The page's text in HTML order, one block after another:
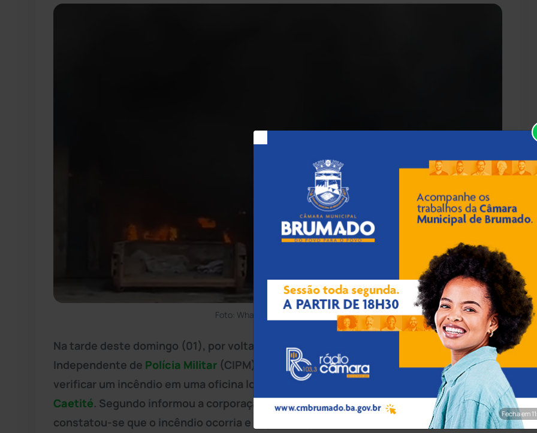
Foto: WhatsApp/Achei Sudoeste
Na tarde deste domingo (01), por volta das 15h30, a guarnição da 94ª Companhia
Independente de Polícia Militar (CIPM) foi acionada pela Central de Operações para
verificar um incêndio em uma oficina localizada na Avenida Waldick Soriano, em
Caetité. Segundo informou a corporação ao site Achei Sudoeste, nNo local,
constatou-se que o incêndio ocorria e populares já haviam iniciado os esforços para
Fecha em